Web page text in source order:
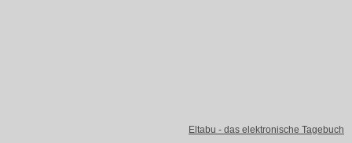
Eltabu - das elektronische Tagebuch